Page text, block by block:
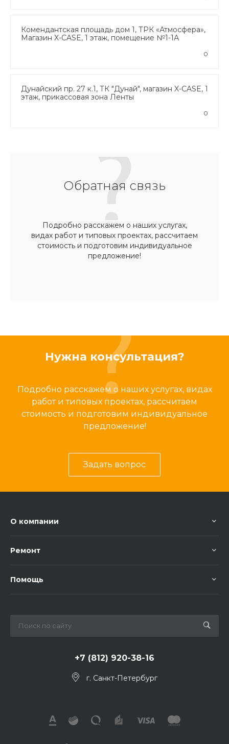
Комендантская площадь дом 1, ТРК «Атмосфера»,
Магазин X-CASE, 1 этаж, помещение №1-1А
0
Дунайский пр. 27 к.1, ТК "Дунай", магазин X-CASE, 1
этаж, прикассовая зона Ленты
0
Обратная связь
Подробно расскажем о наших услугах,
видах работ и типовых проектах, рассчитаем
стоимость и подготовим индивидуальное
предложение!
Нужна консультация?
Подробно расскажем о наших услугах, видах
работ и типовых проектах, рассчитаем
стоимость и подготовим индивидуальное
предложение!
Задать вопрос
О компании
Ремонт
Помощь
+7 (812) 920-38-16
г. Санкт-Петербург